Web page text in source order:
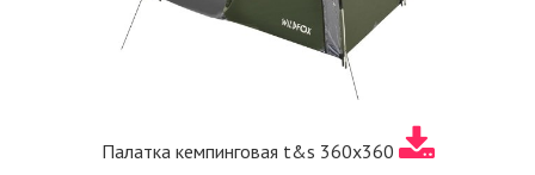
Палатка кемпинговая t&s 360x360